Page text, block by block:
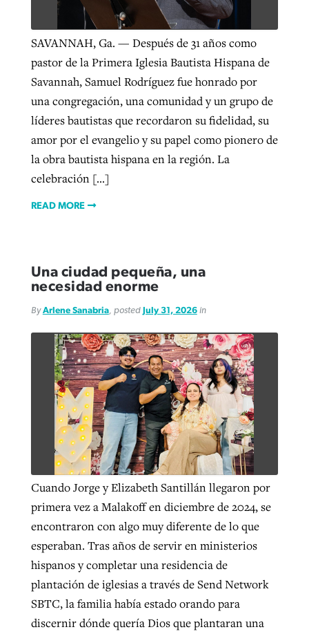
SAVANNAH, Ga. — Después de 31 años como
pastor de la Primera Iglesia Bautista Hispana de
Savannah, Samuel Rodríguez fue honrado por
una congregación, una comunidad y un grupo de
líderes bautistas que recordaron su fidelidad, su
amor por el evangelio y su papel como pionero de
la obra bautista hispana en la región. La
celebración […]
READ MORE
Una ciudad pequeña, una
necesidad enorme
ByArlene Sanabria, posted July 31, 2026in
Cuando Jorge y Elizabeth Santillán llegaron por
primera vez a Malakoff en diciembre de 2024, se
encontraron con algo muy diferente de lo que
esperaban. Tras años de servir en ministerios
hispanos y completar una residencia de
plantación de iglesias a través de Send Network
SBTC, la familia había estado orando para
discernir dónde quería Dios que plantaran una
West Virginia church works to reclaim
its community
ByKaren L. Willoughby , postedAugust 5, 2026
READ MORE
READ MORE
Post-COVID Perspective: Religious
liberty affirmed by courts during
pandemic
Tom Strode , posted April 12, 2023
READ MORE
Post-COVID Perspective: Pandemic
catalyzes churches to cast
evangelistic net with online services
Tobin Perry, postedApril 11, 2023
READ MORE
Nolan’s ‘The Odyssey’ misses in key
areas, says Southeastern professor
, postedJuly 31, 2026
‘Sharing Christ at the Cup’ sees 150
Texas churches share Christ, more
than 500 decisions
Jessica King , postedJuly 24, 2026
READ MORE
Report shows growing challenges for
religious freedom around the world
Faith Pratt/Baptist Standard August 5, 2026
READ MORE
At IMB ‘the Lord is using women,’ but
more men needed
David Roach, postedAugust 4, 2026
READ MORE